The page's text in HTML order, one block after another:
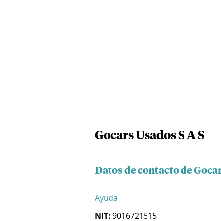
Gocars Usados S A S
Datos de contacto de
Ayuda
NIT: 9016721515